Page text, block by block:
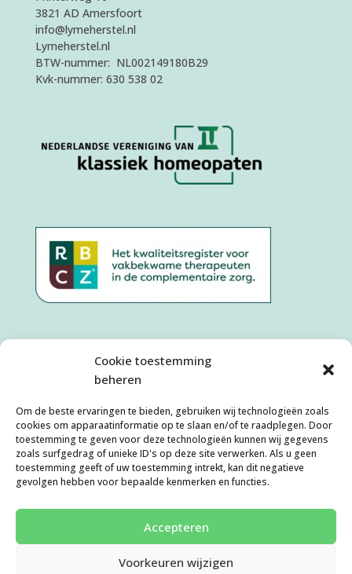
Cookie toestemming
beheren
Om de beste ervaringen te bieden, gebruiken wij technologieën zoals
cookies om apparaatinformatie op te slaan en/of te raadplegen. Door
toestemming te geven voor deze technologieën kunnen wij gegevens
zoals surfgedrag of unieke ID's op deze site verwerken. Als u geen
toestemming geeft of uw toestemming intrekt, kan dit negatieve
gevolgen hebben voor bepaalde kenmerken en functies.
Accepteren
Voorkeuren wijzigen
3821 AD Amersfoort
info@lymeherstel.nl
Lymeherstel.nl
BTW-nummer: NL002149180B29
Kvk-nummer: 630 538 02
Algemene Voorwaarden
Disclaimer
Privacyverklaring
Klachtenafhandeling
Cookiebeleid (EU)